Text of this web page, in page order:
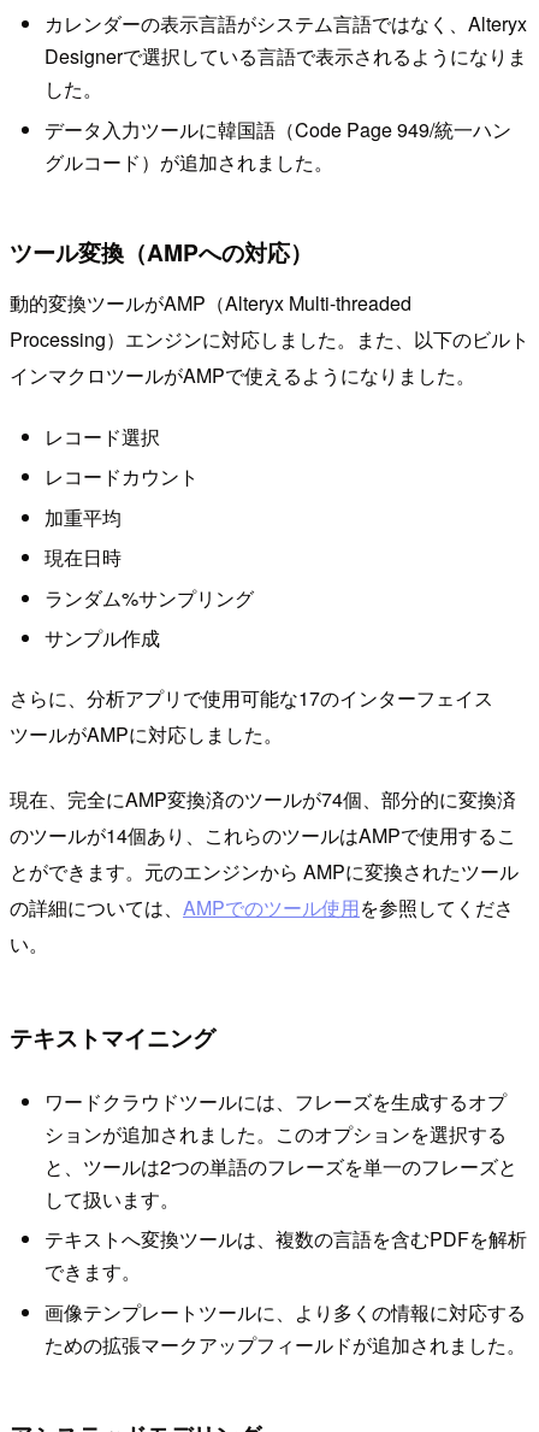
カレンダーの表示言語がシステム言語ではなく、Alteryx
Designerで選択している言語で表示されるようになりま
した。
データ入力ツールに韓国語（Code Page 949/統一ハン
グルコード）が追加されました。
ツール変換（AMPへの対応）
動的変換ツールがAMP（Alteryx Multi-threaded
Processing）エンジンに対応しました。また、以下のビルト
インマクロツールがAMPで使えるようになりました。
レコード選択
レコードカウント
加重平均
現在日時
ランダム%サンプリング
サンプル作成
さらに、分析アプリで使用可能な17のインターフェイス
ツールがAMPに対応しました。
現在、完全にAMP変換済のツールが74個、部分的に変換済
のツールが14個あり、これらのツールはAMPで使用するこ
とができます。元のエンジンから AMPに変換されたツール
の詳細については、 AMPでのツール使用を参照してくださ
い。
テキストマイニング
ワードクラウドツールには、フレーズを生成するオプ
ションが追加されました。このオプションを選択する
と、ツールは2つの単語のフレーズを単一のフレーズと
して扱います。
テキストへ変換ツールは、複数の言語を含むPDFを解析
できます。
画像テンプレートツールに、より多くの情報に対応する
ための拡張マークアップフィールドが追加されました。